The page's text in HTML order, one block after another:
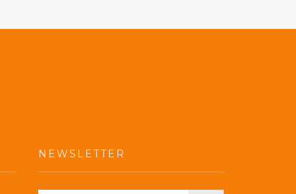
NEWSLETTER